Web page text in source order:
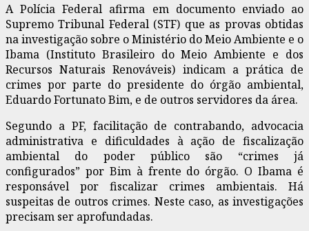
A Polícia Federal afirma em documento enviado ao
Supremo Tribunal Federal (STF) que as provas obtidas
na investigação sobre o Ministério do Meio Ambiente e o
Ibama (Instituto Brasileiro do Meio Ambiente e dos
Recursos Naturais Renováveis) indicam a prática de
crimes por parte do presidente do órgão ambiental,
Eduardo Fortunato Bim, e de outros servidores da área.
Segundo a PF, facilitação de contrabando, advocacia
administrativa e dificuldades à ação de fiscalização
ambiental do poder público são “crimes já
configurados” por Bim à frente do órgão. O Ibama é
responsável por fiscalizar crimes ambientais. Há
suspeitas de outros crimes. Neste caso, as investigações
precisam ser aprofundadas.